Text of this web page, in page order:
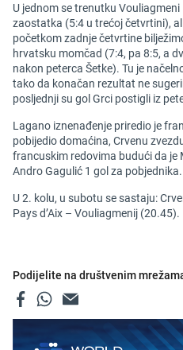
U jednom se trenutku
zaostatka (5:4 u trećoj četvrtini),
početkom zadnje četvrtine
hrvatsku momčad (7:4, pa 8:5, a
nakon peterca Šetke). Tu je
tako da konačan rezultat ne
posljednji su gol Grci postigli iz
Lagano iznenađenje priredio je
pobijedio domaćina, Crvenu
francuskim redovima budući da je
Andro Gagulić 1 gol za pobjednika.
U 2. kolu, u subotu se sastaju:
Pays d’Aix – Vouliagmenij (20.45).
Podijelite na društvenim